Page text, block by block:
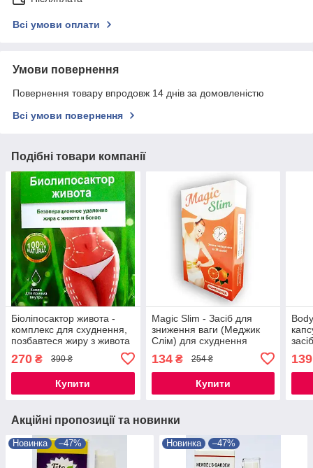
Всі умови оплати
Умови повернення
Повернення товару впродовж 14 днів за домовленістю
Всі умови повернення
Подібні товари компанії
Біоліпосактор живота -
комплекс для схуднення,
позбавтеся жиру з живота
270 ₴ 390 ₴
Купити
Magic Slim - Засіб для
зниження ваги (Меджик
Слім) для схуднення
134₴ 254 ₴
Купити
139
Акційні пропозиції та новинки
Новинка –47% Новинка –47%